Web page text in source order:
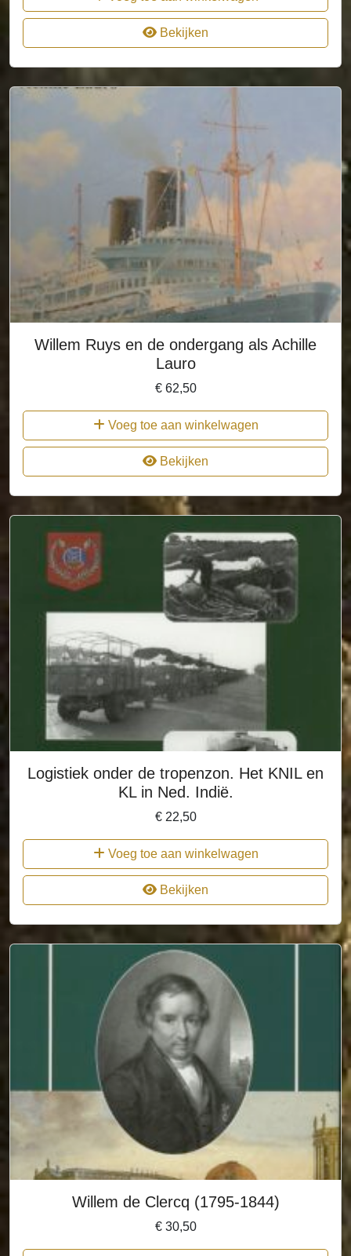
Bekijken
Willem Ruys en de ondergang als Achille
Lauro
€62,50
Voeg toe aan winkelwagen
Bekijken
Logistiek onder de tropenzon. Het KNIL en
KL in Ned. Indië.
€22,50
Voeg toe aan winkelwagen
Bekijken
Willem de Clercq (1795-1844)
€30,50